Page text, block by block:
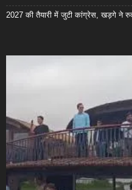
2027 की तैयारी में जुटी कांग्रेस, खड़गे ने